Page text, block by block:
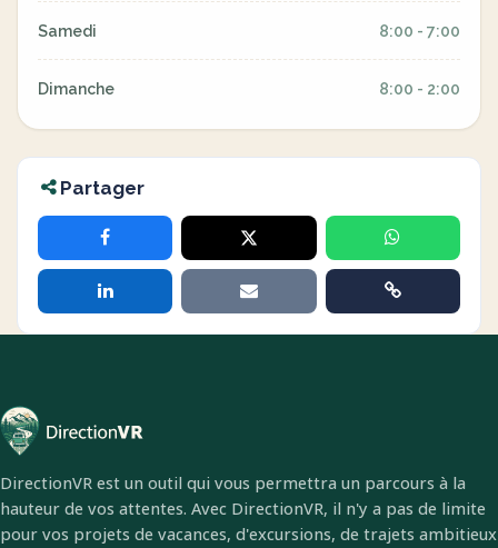
Samedi 8:00 - 7:00
Dimanche 8:00 - 2:00
Partager
DirectionVR est un outil qui vous permettra un parcours à la
hauteur de vos attentes. Avec DirectionVR, il n'y a pas de limite
pour vos projets de vacances, d'excursions, de trajets ambitieux